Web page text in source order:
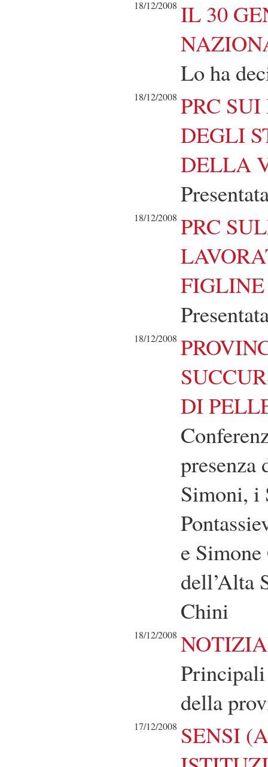
18/12/2008 IL 30
Lo ha
18/12/2008 PRC
DEGLI
DELLA
18/12/2008 PRC
18/12/2008
DI
presenza
Simoni, i
e
dell’Alta
Chini
18/12/2008
della
17/12/2008 SENSI